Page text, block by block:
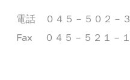
電話 ０４５－５０２－
Fax ０４５－５２１－１